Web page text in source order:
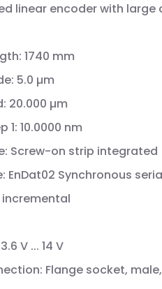
linear encoder with large
1740 mm
5.0 µm
20.000 µm
1: 10.0000 nm
Screw-on strip integrated
EnDat02 Synchronous
incremental
V ... 14 V
Flange socket, male,